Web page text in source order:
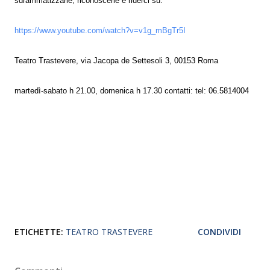
https://www.youtube.com/watch?v=v1g_mBgTr5I
Teatro Trastevere, via Jacopa de Settesoli 3, 00153 Roma
martedì-sabato h 21.00, domenica h 17.30 contatti: tel: 06.5814004
ETICHETTE: TEATRO TRASTEVERE CONDIVIDI